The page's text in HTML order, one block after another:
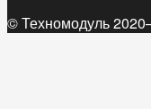
© Техномодуль